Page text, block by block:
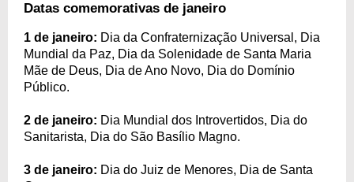
Datas comemorativas de janeiro
1 de janeiro: Dia da Confraternização Universal, Dia
Mundial da Paz, Dia da Solenidade de Santa Maria
Mãe de Deus, Dia de Ano Novo, Dia do Domínio
Público.
2 de janeiro: Dia Mundial dos Introvertidos, Dia do
Sanitarista, Dia do São Basílio Magno.
3 de janeiro: Dia do Juiz de Menores, Dia de Santa